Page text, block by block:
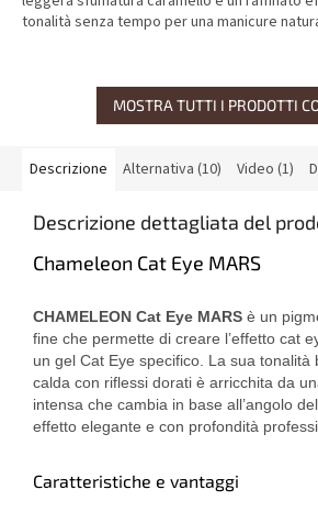
tonalità senza tempo per una manicure
MOSTRA TUTTI I PRODOTTI
Descrizione Alternativa (10) Video (1)
Descrizione dettagliata del
Chameleon Cat Eye MARS
CHAMELEON Cat Eye MARS è un
fine che permette di creare l’effetto cat
un gel Cat Eye specifico. La sua tonalità
calda con riflessi dorati è arricchita da
intensa che cambia in base all’angolo
effetto elegante e con profondità
Caratteristiche e vantaggi